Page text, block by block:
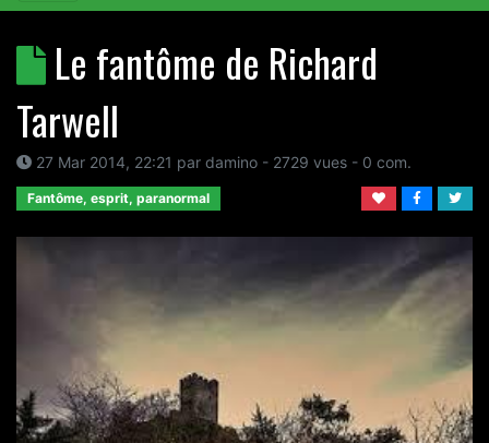
Le fantôme de Richard
Tarwell
27 Mar 2014, 22:21 par damino - 2729 vues - 0 com.
Fantôme, esprit, paranormal